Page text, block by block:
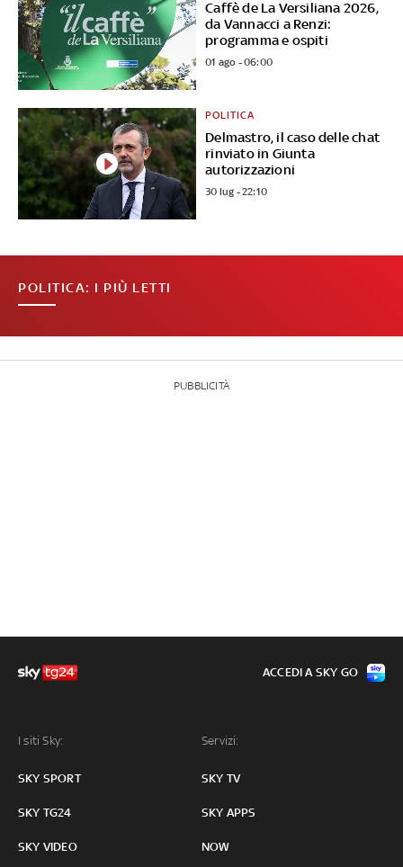
Caffè de La Versiliana 2026,
da Vannacci a Renzi:
programma e ospiti
01 ago - 06:00
Delmastro, il caso delle chat
rinviato in Giunta
autorizzazioni
POLITICA
30 lug - 22:10
POLITICA: I PIÙ LETTI
PUBBLICITÀ
I siti Sky:
SKY SPORT
SKY TG24
SKY VIDEO
Servizi:
SKY TV
SKY APPS
NOW
ACCEDI A SKY GO